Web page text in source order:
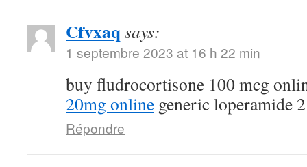
Cfvxaq says:
1 septembre 2023 at 16 h 22 min
buy fludrocortisone 100 mcg
20mg online generic loperamide
Répondre